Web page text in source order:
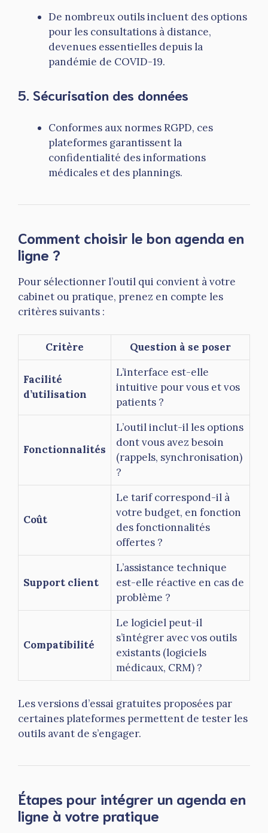
De nombreux outils incluent des options
pour les consultations à distance,
devenues essentielles depuis la
pandémie de COVID-19.
5. Sécurisation des données
Conformes aux normes RGPD, ces
plateformes garantissent la
confidentialité des informations
médicales et des plannings.
Comment choisir le bon agenda en
ligne ?
Pour sélectionner l’outil qui convient à votre
cabinet ou pratique, prenez en compte les
critères suivants :
Critère Question à se poser
Facilité
d’utilisation
L’interface est-elle
intuitive pour vous et vos
patients ?
Fonctionnalités
L’outil inclut-il les options
dont vous avez besoin
(rappels, synchronisation)
?
Coût
Le tarif correspond-il à
votre budget, en fonction
des fonctionnalités
offertes ?
Support client
L’assistance technique
est-elle réactive en cas de
problème ?
Compatibilité
Le logiciel peut-il
s’intégrer avec vos outils
existants (logiciels
médicaux, CRM) ?
Les versions d’essai gratuites proposées par
certaines plateformes permettent de tester les
outils avant de s’engager.
Étapes pour intégrer un agenda en
ligne à votre pratique